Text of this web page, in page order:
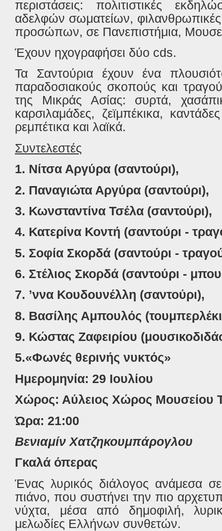
περιστάσεις: πολιτιστικές
αδελφών σωματείων,
προσώπων, σε Πανεπιστήμια,
Έχουν ηχογραφήσει δύο cds.
Τα Σαντούρια έχουν ένα
παραδοσιακούς σκοπούς και
της Μικράς Ασίας: συρτά,
καρσιλαμάδες, ζεϊμπέκικα,
ρεμπέτικα και λαϊκά.
Συντελεστές
1. Νίτσα Αργύρα (σαντούρι),
2. Παναγιώτα Αργύρα (σαντούρι),
3. Κωνσταντίνα Τσέλα (σαντούρι),
4. Κατερίνα Κοντή (σαντούρι -
5. Σοφία Σκορδά (σαντούρι -
6. Στέλιος Σκορδά (σαντούρι -
7. ʼννα Κουδουνέλλη (σαντούρι),
8. Βασίλης Αμπουλός
9. Κώστας Ζαφειρίου
5.«Φωνές θερινής νυκτός»
Ημερομηνία: 29 Ιουλίου
Χώρος: Αύλειος Χώρος Μουσείου
Ώρα: 21:00
Βενιαμίν Χατζηκουμπάρογλου
Γκαλά όπερας
Ένας λυρικός διάλογος ανάμεσα
πιάνο, που συστήνει την πιο
νύχτα, μέσα από δημοφιλή,
μελωδίες Ελλήνων συνθετών.